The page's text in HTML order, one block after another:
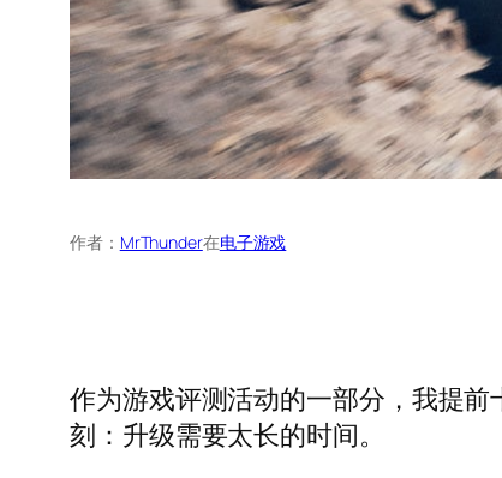
作者： MrThunder在电子游戏
作为游戏评测活动的一部分，我提
刻：升级需要太长的时间。